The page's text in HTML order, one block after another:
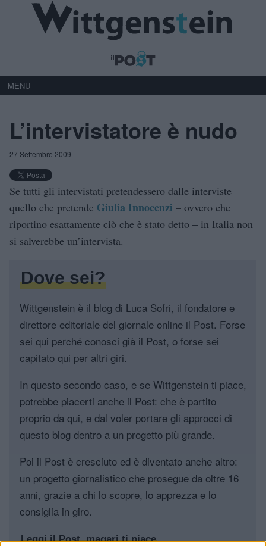
MENU
L’intervistatore è nudo
27 Settembre 2009
Se tutti gli intervistati pretendessero dalle interviste
quello che pretende Giulia Innocenzi – ovvero che
riportino esattamente ciò che è stato detto – in Italia non
si salverebbe un’intervista.
Dove sei?
Wittgenstein è il blog di Luca Sofri, il fondatore e
direttore editoriale del giornale online il Post. Forse
sei qui perché conosci già il Post, o forse sei
capitato qui per altri giri.
In questo secondo caso, e se Wittgenstein ti piace,
potrebbe piacerti anche il Post: che è partito
proprio da qui, e dal voler portare gli approcci di
questo blog dentro a un progetto più grande.
Poi il Post è cresciuto ed è diventato anche altro:
un progetto giornalistico che prosegue da oltre 16
anni, grazie a chi lo scopre, lo apprezza e lo
consiglia in giro.
Leggi il Post, magari ti piace